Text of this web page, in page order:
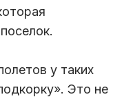
у таких
Это не